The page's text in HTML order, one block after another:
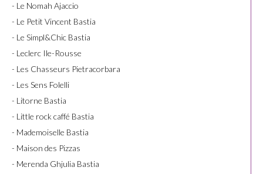
- Le Nomah Ajaccio
- Le Petit Vincent Bastia
- Le Simpl&Chic Bastia
- Leclerc Ile-Rousse
- Les Chasseurs Pietracorbara
- Les Sens Folelli
- Litorne Bastia
- Little rock caffé Bastia
- Mademoiselle Bastia
- Maison des Pizzas
- Merenda Ghjulia Bastia